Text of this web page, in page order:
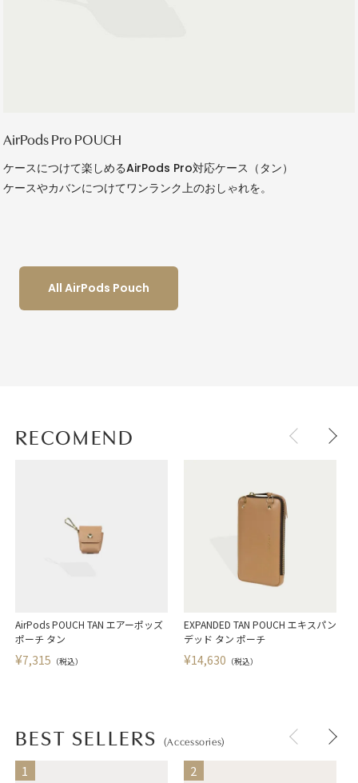
AirPods Pro POUCH
ケースにつけて楽しめるAirPods Pro対応ケース（タン）
ケースやカバンにつけてワンランク上のおしゃれを。
All AirPods Pouch
RECOMEND
AirPods POUCH TAN エアーポッズ
ポーチ タン
¥7,315 （税込）
EXPANDED TAN POUCH エキスパン
デッド タン ポーチ
¥14,630 （税込）
BEST SELLERS (Accessories)